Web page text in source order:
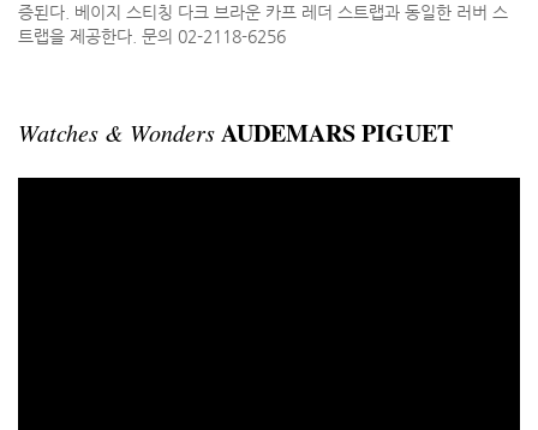
증된다. 베이지 스티칭 다크 브라운 카프 레더 스트랩과 동일한 러버 스
트랩을 제공한다. 문의 02-2118-6256
Watches & WondersAUDEMARS PIGUET